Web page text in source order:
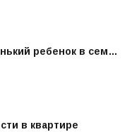
ребенок в сем…
в квартире